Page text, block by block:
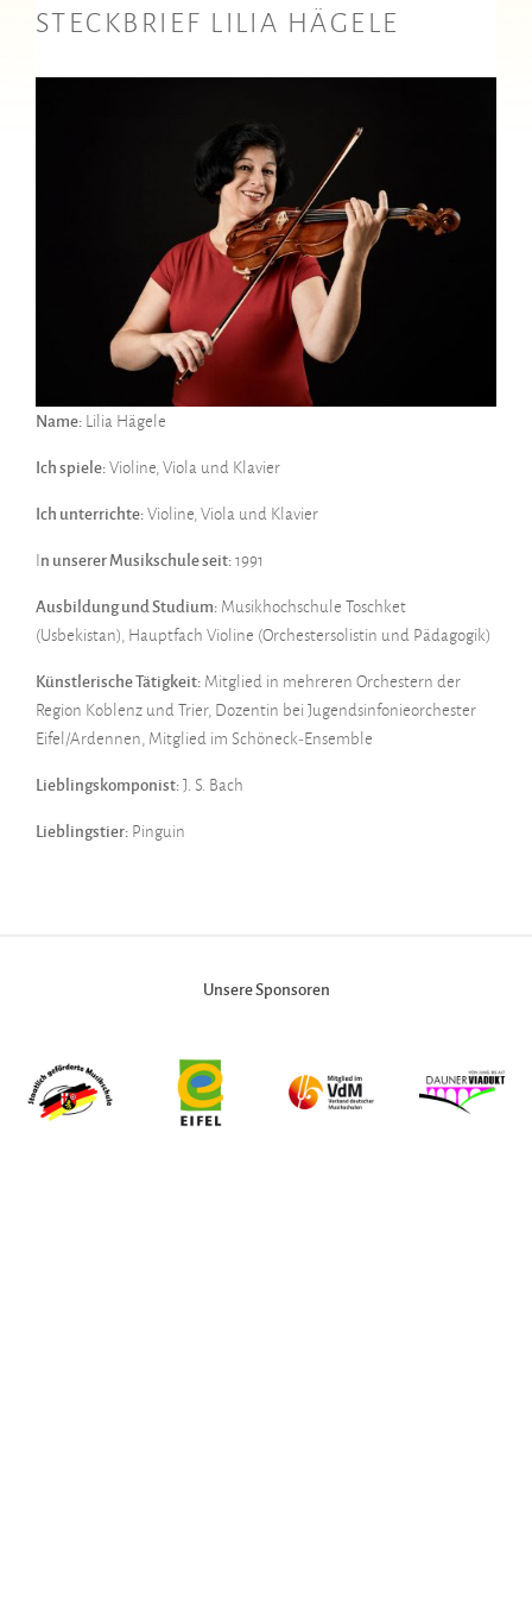
STECKBRIEF LILIA HÄGELE
Name: Lilia Hägele
Ich spiele:Violine, Viola und Klavier
Ich unterrichte:Violine, Viola und Klavier
In unserer Musikschule seit:1991
Ausbildung und Studium: Musikhochschule Toschket
(Usbekistan), Hauptfach Violine (Orchestersolistin und Pädagogik)
Künstlerische Tätigkeit: Mitglied in mehreren Orchestern der
Region Koblenz und Trier, Dozentin bei Jugendsinfonieorchester
Eifel/Ardennen, Mitglied im Schöneck-Ensemble
Lieblingskomponist:J. S. Bach
Lieblingstier: Pinguin
Unsere Sponsoren